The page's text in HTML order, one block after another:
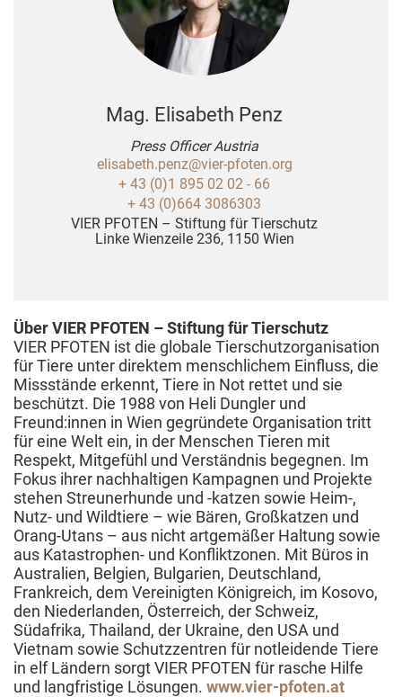
Mag. Elisabeth Penz
Press Officer Austria
elisabeth.penz@vier-pfoten.org
+ 43 (0)1 895 02 02 - 66
+ 43 (0)664 3086303
VIER PFOTEN – Stiftung für Tierschutz
Linke Wienzeile 236, 1150 Wien
Über VIER PFOTEN – Stiftung für Tierschutz
VIER PFOTEN ist die globale Tierschutzorganisation
für Tiere unter direktem menschlichem Einfluss, die
Missstände erkennt, Tiere in Not rettet und sie
beschützt. Die 1988 von Heli Dungler und
Freund:innen in Wien gegründete Organisation tritt
für eine Welt ein, in der Menschen Tieren mit
Respekt, Mitgefühl und Verständnis begegnen. Im
Fokus ihrer nachhaltigen Kampagnen und Projekte
stehen Streunerhunde und -katzen sowie Heim-,
Nutz- und Wildtiere – wie Bären, Großkatzen und
Orang-Utans – aus nicht artgemäßer Haltung sowie
aus Katastrophen- und Konfliktzonen. Mit Büros in
Australien, Belgien, Bulgarien, Deutschland,
Frankreich, dem Vereinigten Königreich, im Kosovo,
den Niederlanden, Österreich, der Schweiz,
Südafrika, Thailand, der Ukraine, den USA und
Vietnam sowie Schutzzentren für notleidende Tiere
in elf Ländern sorgt VIER PFOTEN für rasche Hilfe
und langfristige Lösungen. www.vier-pfoten.at